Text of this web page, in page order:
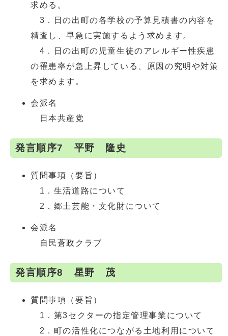
求める。
3．日の出町の各学校の予算見積書の内容を
精査し、早急に実施するよう求めます。
4．日の出町の児童生徒のアレルギー性疾患
の罹患率が急上昇している、原因の究明や対策
を求めます。
会派名
日本共産党
発言順序7 平野 隆史
質問事項（要旨）
1．生活道路について
2．郷土芸能・文化財について
会派名
自民蒼政クラブ
発言順序8 星野 茂
質問事項（要旨）
1．第3セクターの指定管理事業について
2．町の活性化につながる土地利用について